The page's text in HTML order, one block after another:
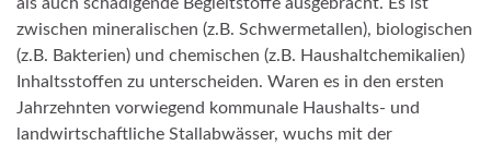
zwischen mineralischen (z.B. Schwermetallen), biologischen
(z.B. Bakterien) und chemischen (z.B. Haushaltchemikalien)
Inhaltsstoffen zu unterscheiden. Waren es in den ersten
Jahrzehnten vorwiegend kommunale Haushalts- und
landwirtschaftliche Stallabwässer, wuchs mit der